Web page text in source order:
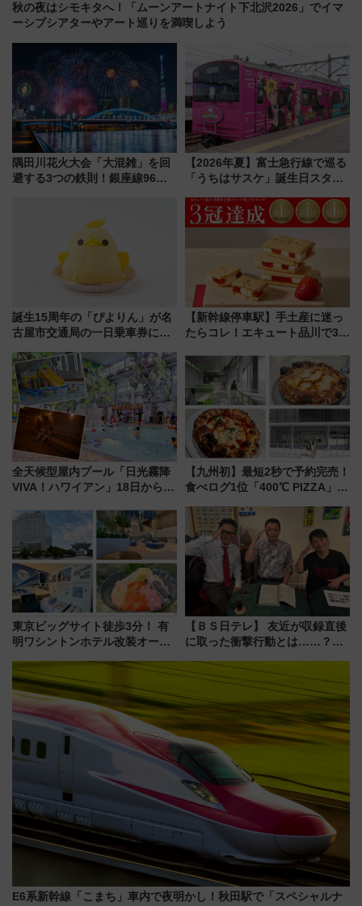
秋の夜はシモキタへ！「ムーンアートナイト下北沢2026」でイマ
ーシブシアターやアート巡りを満喫しよう
隅田川花火大会「大混雑」を回
避する3つの鉄則！銀座線96本
【2026年夏】富士急行線で巡る
「うちはサスケ」誕生日スタン
定グルメ＆グッズ徹底ガイド
誕生15周年の「ぴよりん」が名
古屋市交通局の一日乗車券に！
定1万5000枚】
【新幹線停車駅】手土産に迷っ
たらコレ！エキュート品川で3年
産スイーツとは？
全天候型屋内プール「日光霧降
VIVA！ハワイアン」18日から営
ァミリーから大人まで幅広い世
代が一日中楽しる夏のリゾート
を楽しんで
【九州初】最短2秒で予約完売！
食べログ1位「400℃ PIZZA」が
プン。もつ鍋風など限定メニュ
ーも
東京ビッグサイト徒歩3分！ 有
明ワシントンホテル改装オープ
客室」や海鮮丼が人気の朝食ビ
ュッフェを現地レポ
【ＢＳ日テレ】 友近が収録直後
に取った衝撃行動とは……？
で極上の夏祭り鉄道旅を放送
E6系新幹線「こまち」車内で夜明かし！秋田駅で「スペシャルナ